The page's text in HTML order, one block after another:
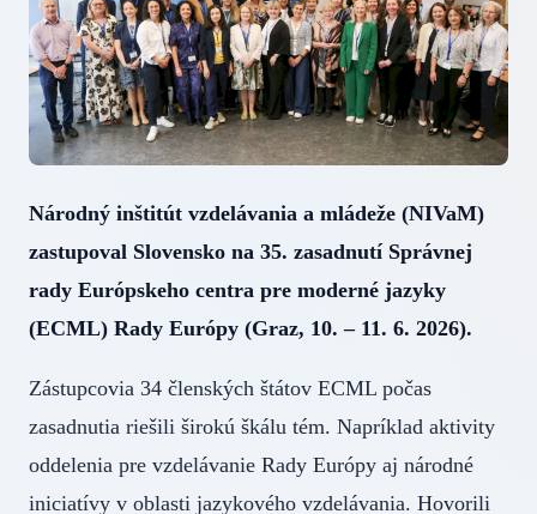
Národný inštitút vzdelávania a mládeže (NIVaM)
zastupoval Slovensko na 35. zasadnutí Správnej
rady Európskeho centra pre moderné jazyky
(ECML) Rady Európy (Graz, 10. – 11. 6. 2026).
Zástupcovia 34 členských štátov ECML počas
zasadnutia riešili širokú škálu tém. Napríklad aktivity
oddelenia pre vzdelávanie Rady Európy aj národné
iniciatívy v oblasti jazykového vzdelávania. Hovorili